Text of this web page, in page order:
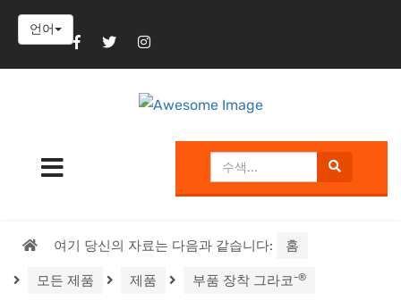
언어
여기 당신의 자료는 다음과 같습니다: 홈
모든 제품 제품 부품 장착 그라코-®